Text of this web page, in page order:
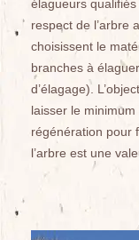
élagueurs
respect de l’arbre
choisissent le
branches à
d’élagage).
laisser le
régénération pour
l’arbre est une